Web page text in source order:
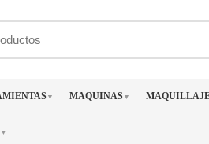
▼ MAQUINAS ▼
▼